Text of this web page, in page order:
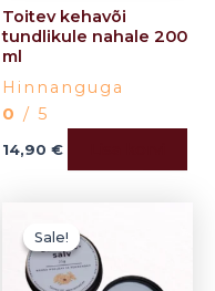
Toitev kehavõi
tundlikule nahale 200
ml
Hinnanguga
0 / 5
14,90 €
Sale!
Sale!hind
oli:
5,00 €.